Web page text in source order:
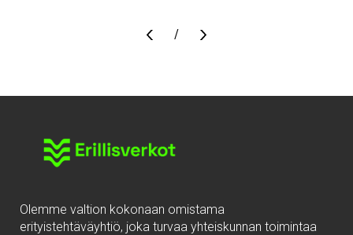
Sivu
/
Olemme valtion kokonaan omistama
erityistehtäväyhtiö, joka turvaa yhteiskunnan toimintaa